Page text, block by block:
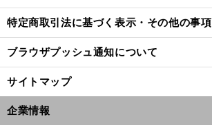
特定商取引法に基づく表示・その他の事項
ブラウザプッシュ通知について
サイトマップ
企業情報